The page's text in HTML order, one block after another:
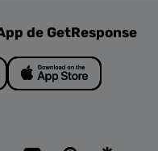
de GetResponse